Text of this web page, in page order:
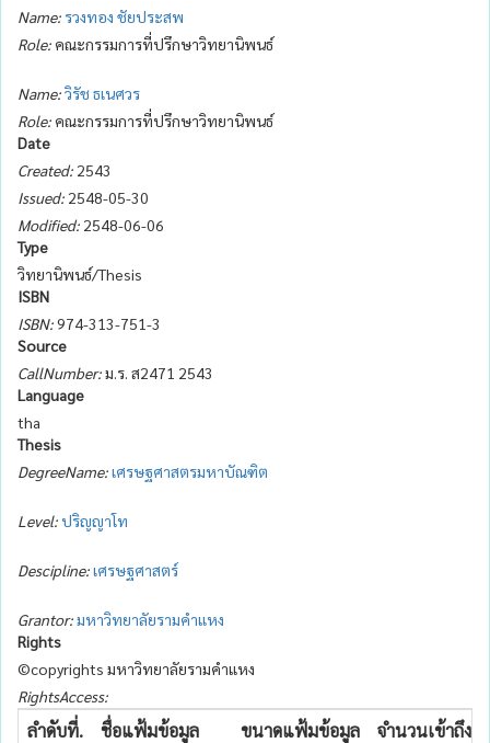
Name: รวงทอง ชัยประสพ
Role: คณะกรรมการที่ปรึกษาวิทยานิพนธ์
Name:วิรัช ธเนศวร
Role: คณะกรรมการที่ปรึกษาวิทยานิพนธ์
Date
Created: 2543
Issued: 2548-05-30
Modified: 2548-06-06
Type
วิทยานิพนธ์/Thesis
ISBN
ISBN:974-313-751-3
Source
CallNumber:ม.ร. ส2471 2543
Language
tha
Thesis
DegreeName:เศรษฐศาสตรมหาบัณฑิต
Level:ปริญญาโท
Descipline:เศรษฐศาสตร์
Grantor:มหาวิทยาลัยรามคำแหง
Rights
©copyrights มหาวิทยาลัยรามคำแหง
RightsAccess:
ลำดับที่. ชื่อแฟ้มข้อมูล ขนาดแฟ้มข้อมูล จำนวนเข้าถึง